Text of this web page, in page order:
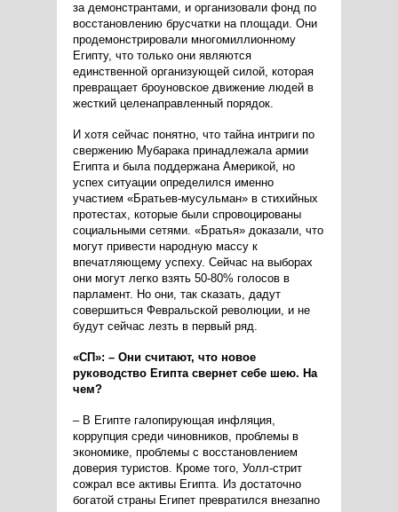
за демонстрантами, и организовали фонд по
восстановлению брусчатки на площади. Они
продемонстрировали многомиллионному
Египту, что только они являются
единственной организующей силой, которая
превращает броуновское движение людей в
жесткий целенаправленный порядок.
И хотя сейчас понятно, что тайна интриги по
свержению Мубарака принадлежала армии
Египта и была поддержана Америкой, но
успех ситуации определился именно
участием «Братьев-мусульман» в стихийных
протестах, которые были спровоцированы
социальными сетями. «Братья» доказали, что
могут привести народную массу к
впечатляющему успеху. Сейчас на выборах
они могут легко взять 50-80% голосов в
парламент. Но они, так сказать, дадут
совершиться Февральской революции, и не
будут сейчас лезть в первый ряд.
«СП»: – Они считают, что новое
руководство Египта свернет себе шею. На
чем?
– В Египте галопирующая инфляция,
коррупция среди чиновников, проблемы в
экономике, проблемы с восстановлением
доверия туристов. Кроме того, Уолл-стрит
сожрал все активы Египта. Из достаточно
богатой страны Египет превратился внезапно